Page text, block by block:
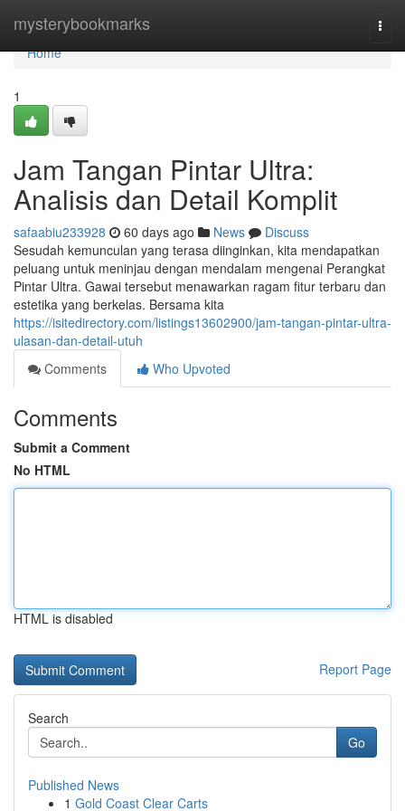
mysterybookmarks
Home
Home
1
Jam Tangan Pintar Ultra:
Analisis dan Detail Komplit
safaabiu233928 60 days ago News
Discuss
Sesudah kemunculan yang terasa diinginkan, kita mendapatkan
peluang untuk meninjau dengan mendalam mengenai Perangkat
Pintar Ultra. Gawai tersebut menawarkan ragam fitur terbaru dan
estetika yang berkelas. Bersama kita
https://isitedirectory.com/listings13602900/jam-tangan-pintar-ultra-
ulasan-dan-detail-utuh
Comments
Who Upvoted
Comments
Submit a Comment
No HTML
HTML is disabled
Report Page
Search
Go
Published News
1 Gold Coast Clear Carts